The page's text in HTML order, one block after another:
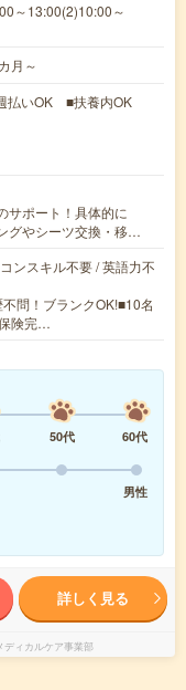
～13:00(2)10:00～
月～
払いOK ■扶養内OK
サポート！具体的に
グやシーツ交換・移…
ンスキル不要 / 英語力不
問！ブランクOK!■10名
険完…
50代
60代
男性
詳しく見る
ィカルケア事業部